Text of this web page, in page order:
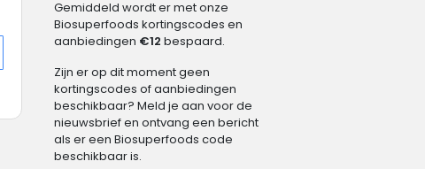
Gemiddeld wordt er met onze
Biosuperfoods kortingscodes en
aanbiedingen €12 bespaard.
Zijn er op dit moment geen
kortingscodes of aanbiedingen
beschikbaar? Meld je aan voor de
nieuwsbrief en ontvang een bericht
als er een Biosuperfoods code
beschikbaar is.